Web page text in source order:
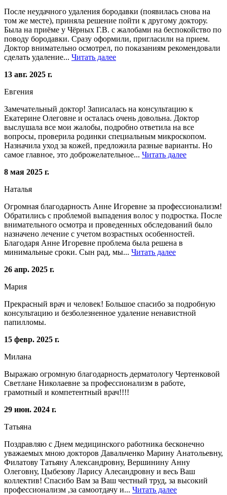
После неудачного удаления бородавки (появилась снова на
том же месте), приняла решение пойти к другому доктору.
Была на приёме у Чёрных Г.В. с жалобами на беспокойство по
поводу бородавки. Сразу оформили, пригласили на прием.
Доктор внимательно осмотрел, по показаниям рекомендовали
сделать удаление... Читать далее
13 авг. 2025 г.
Евгения
Замечательный доктор! Записалась на консультацию к
Екатерине Олеговне и осталась очень довольна. Доктор
выслушала все мои жалобы, подробно ответила на все
вопросы, проверила родинки специальным микроскопом.
Назначила уход за кожей, предложила разные варианты. Но
самое главное, это доброжелательное... Читать далее
8 мая 2025 г.
Наталья
Огромная благодарность Анне Игоревне за профессионализм!
Обратились с проблемой выпадения волос у подростка. После
внимательного осмотра и проведенных обследований было
назначено лечение с учетом возрастных особенностей.
Благодаря Анне Игоревне проблема была решена в
минимальные сроки. Сын рад, мы... Читать далее
26 апр. 2025 г.
Мария
Прекрасный врач и человек! Большое спасибо за подробную
консультацию и безболезненное удаление ненавистной
папилломы.
15 февр. 2025 г.
Милана
Выражаю огромную благодарность дерматологу Чертенковой
Светлане Николаевне за профессионализм в работе,
грамотный и компетентный врач!!!!
29 июн. 2024 г.
Татьяна
Поздравляю с Днем медицинского работника бесконечно
уважаемых мною докторов Давальченко Марину Анатольевну,
Филатову Татьяну Александровну, Вершинину Анну
Олеговну, Цыбезову Ларису Алесандровну и весь Ваш
коллектив! Спасибо Вам за Ваш честный труд, за высокий
профессионализм ,за самоотдачу и... Читать далее